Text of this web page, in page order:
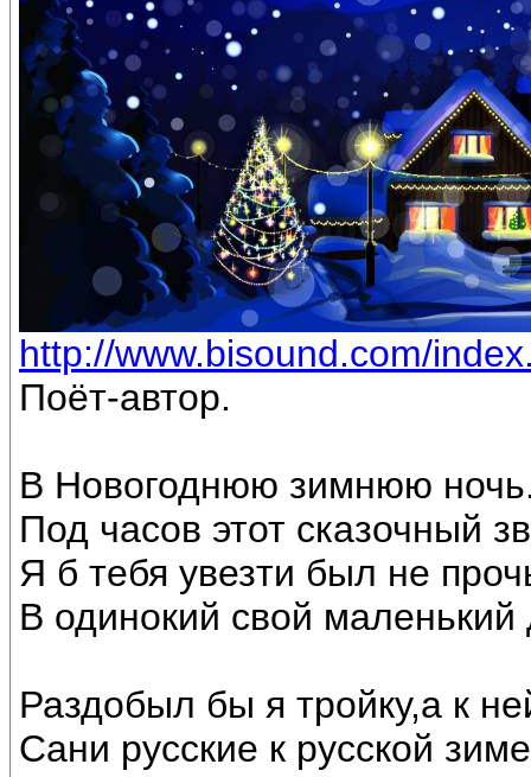
http://www.bisound.com/
Поёт-автор.
В Новогоднюю зимнюю
Под часов этот сказочный
Я б тебя увезти был не
В одинокий свой
Раздобыл бы я тройку,а к
Сани русские к русской